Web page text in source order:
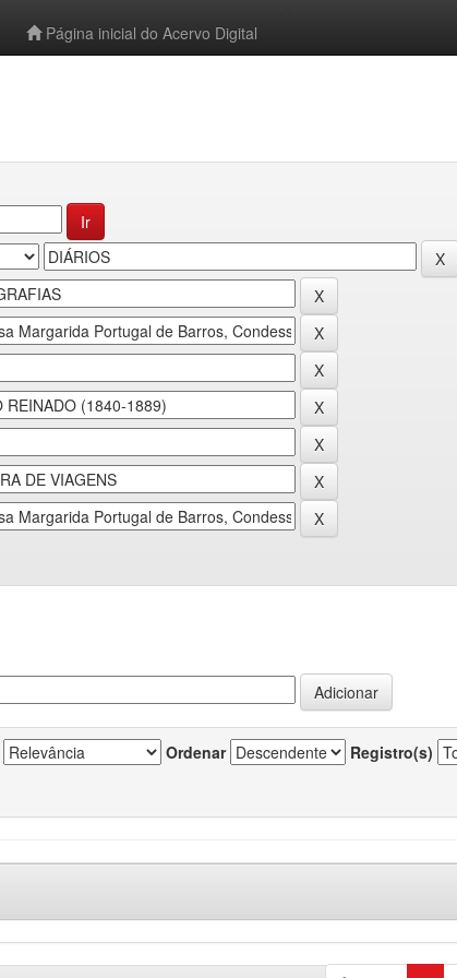
Página inicial do Acervo Digital
Ordenar Registro(s)